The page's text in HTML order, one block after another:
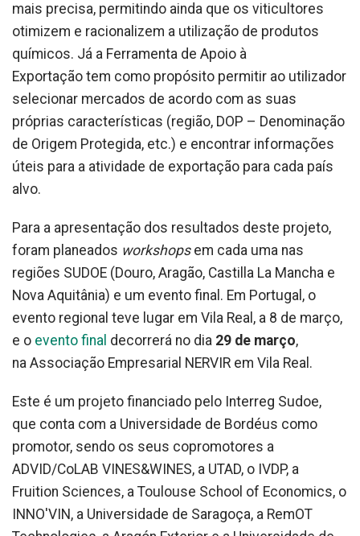
mais precisa, permitindo ainda que os viticultores
otimizem e racionalizem a utilização de produtos
químicos. Já a Ferramenta de Apoio à
Exportação tem como propósito permitir ao utilizador
selecionar mercados de acordo com as suas
próprias características (região, DOP – Denominação
de Origem Protegida, etc.) e encontrar informações
úteis para a atividade de exportação para cada país
alvo.
Para a apresentação dos resultados deste projeto,
foram planeados workshops em cada uma nas
regiões SUDOE (Douro, Aragão, Castilla La Mancha e
Nova Aquitânia) e um evento final. Em Portugal, o
evento regional teve lugar em Vila Real, a 8 de março,
e o evento final decorrerá no dia 29 de março,
na Associação Empresarial NERVIR em Vila Real.
Este é um projeto financiado pelo Interreg Sudoe,
que conta com a Universidade de Bordéus como
promotor, sendo os seus copromotores a
ADVID/CoLAB VINES&WINES, a UTAD, o IVDP, a
Fruition Sciences, a Toulouse School of Economics, o
INNO'VIN, a Universidade de Saragoça, a RemOT